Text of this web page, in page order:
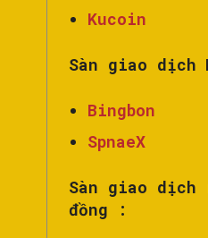
Kucoin
Sàn giao dịch
Bingbon
SpnaeX
Sàn giao dịch
đồng :